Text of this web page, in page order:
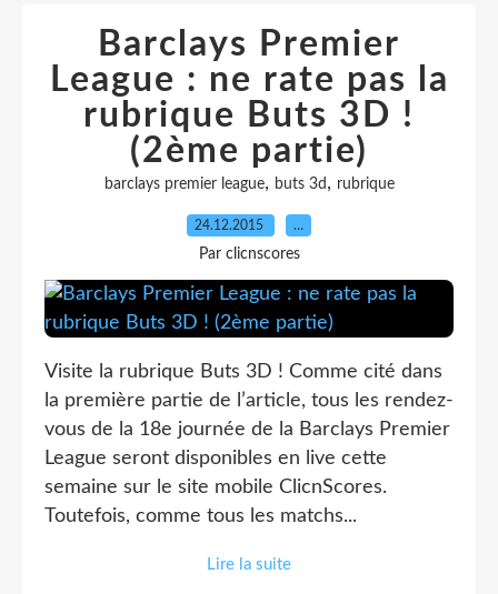
Barclays Premier
League : ne rate pas la
rubrique Buts 3D !
(2ème partie)
barclays premier league, buts 3d , rubrique
24.12.2015 …
Par clicnscores
Visite la rubrique Buts 3D ! Comme cité dans
la première partie de l’article, tous les rendez-
vous de la 18e journée de la Barclays Premier
League seront disponibles en live cette
semaine sur le site mobile ClicnScores.
Toutefois, comme tous les matchs...
Lire la suite